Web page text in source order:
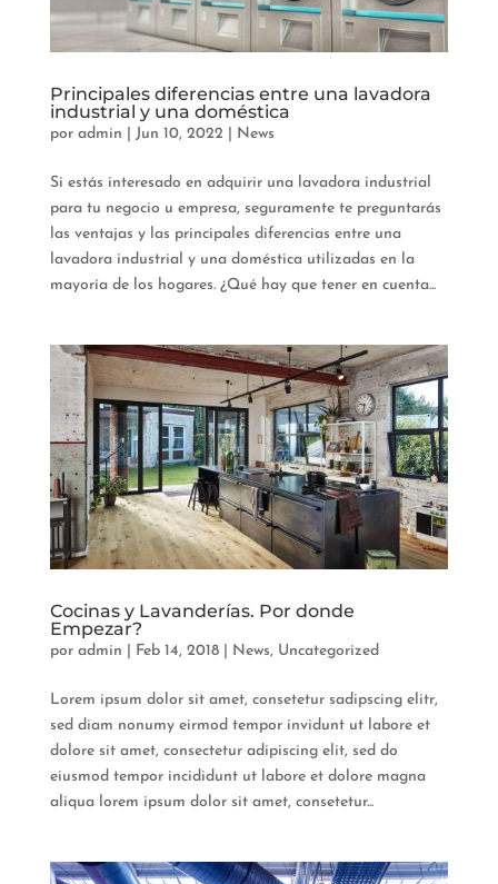
Principales diferencias entre una lavadora
industrial y una doméstica
por admin Jun 10, 2022 News
Si estás interesado en adquirir una lavadora industrial
para tu negocio u empresa, seguramente te preguntarás
las ventajas y las principales diferencias entre una
lavadora industrial y una doméstica utilizadas en la
mayoría de los hogares. ¿Qué hay que tener en cuenta...
Cocinas y Lavanderías. Por donde
Empezar?
por admin Feb 14, 2018| News, Uncategorized
Lorem ipsum dolor sit amet, consetetur sadipscing elitr,
sed diam nonumy eirmod tempor invidunt ut labore et
dolore sit amet, consectetur adipiscing elit, sed do
eiusmod tempor incididunt ut labore et dolore magna
aliqua lorem ipsum dolor sit amet, consetetur...